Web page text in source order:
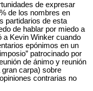
de expresar
de los nombres en
partidarios de esta
de hablar por miedo a
Kevin Winker cuando
epónimos en un
patrocinado por
de ánimo y reunión
carpa) sobre
contrarias no